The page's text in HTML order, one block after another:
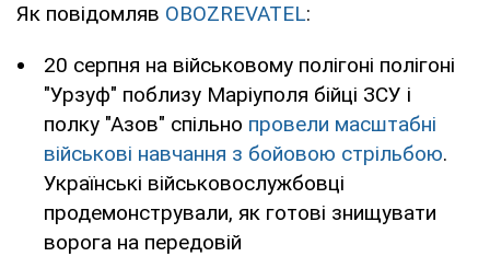
Як повідомляв OBOZREVATEL:
20 серпня на військовому полігоні полігоні
"Урзуф" поблизу Маріуполя бійці ЗСУ і
полку "Азов" спільно провели масштабні
військові навчання з бойовою стрільбою.
Українські військовослужбовці
продемонстрували, як готові знищувати
ворога на передовій